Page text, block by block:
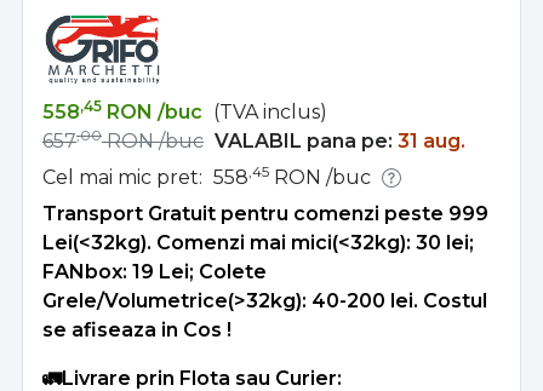
558,45 RON /buc (TVA inclus)
657,00 RON /buc VALABIL pana pe: 31 aug.
Cel mai mic pret: 558,45 RON /buc
Transport Gratuit pentru comenzi peste 999
Lei(<32kg). Comenzi mai mici(<32kg): 30 lei;
FANbox: 19 Lei; Colete
Grele/Volumetrice(>32kg): 40-200 lei. Costul
se afiseaza in Cos !
🚛Livrare prin Flota sau Curier: